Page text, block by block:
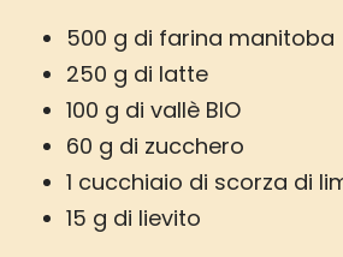
500 g di farina manitoba
250 g di latte
100 g di vallè BIO
60 g di zucchero
1 cucchiaio di scorza di
15 g di lievito